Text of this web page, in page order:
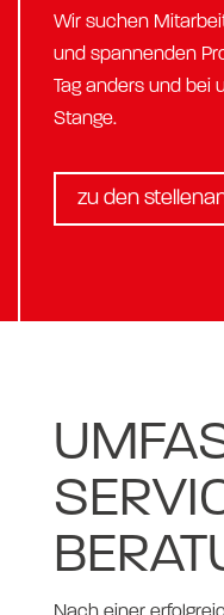
Wir suchen
und spannenden
Tag anders und bei
Stange.
zu den